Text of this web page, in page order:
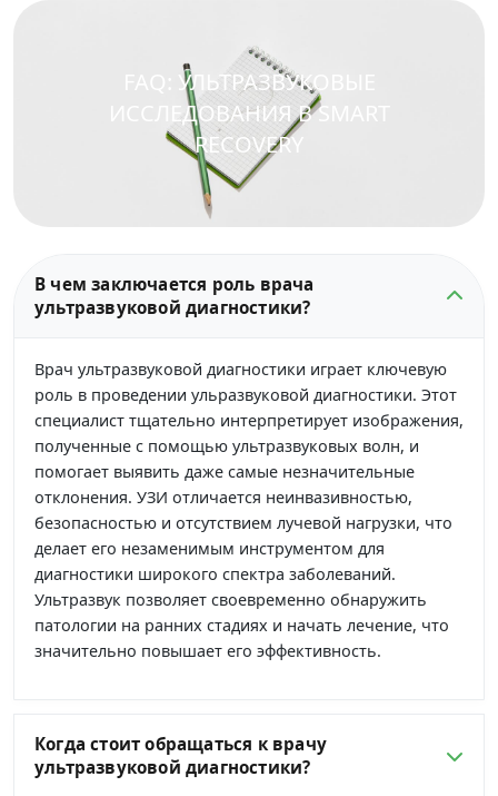
FAQ: УЛЬТРАЗВУКОВЫЕ
ИССЛЕДОВАНИЯ В SMART
RECOVERY
В чем заключается роль врача
ультразвуковой диагностики?
Врач ультразвуковой диагностики играет ключевую
роль в проведении ульразвуковой диагностики. Этот
специалист тщательно интерпретирует изображения,
полученные с помощью ультразвуковых волн, и
помогает выявить даже самые незначительные
отклонения. УЗИ отличается неинвазивностью,
безопасностью и отсутствием лучевой нагрузки, что
делает его незаменимым инструментом для
диагностики широкого спектра заболеваний.
Ультразвук позволяет своевременно обнаружить
патологии на ранних стадиях и начать лечение, что
значительно повышает его эффективность.
Когда стоит обращаться к врачу
ультразвуковой диагностики?